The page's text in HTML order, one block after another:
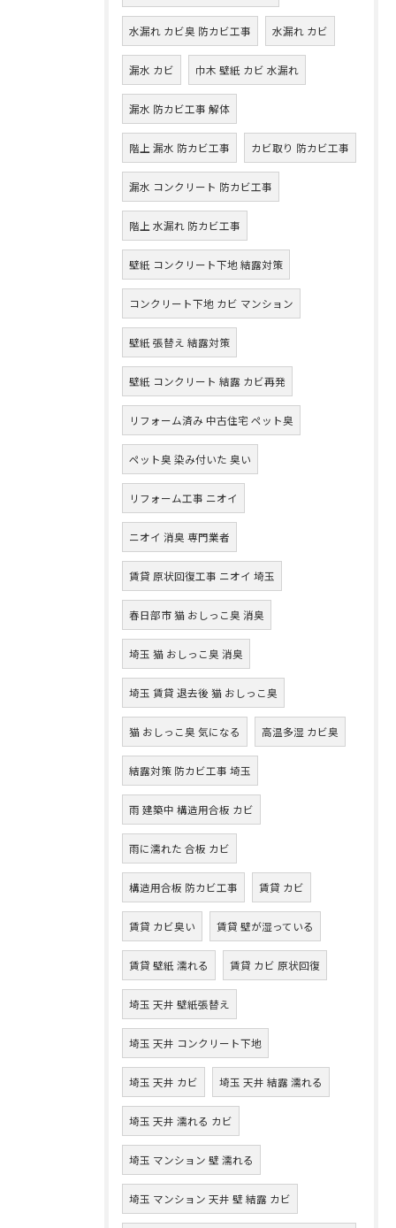
水漏れ カビ臭 防カビ工事 水漏れ カビ
漏水 カビ 巾木 壁紙 カビ 水漏れ
漏水 防カビ工事 解体
階上 漏水 防カビ工事 カビ取り 防カビ工事
漏水 コンクリート 防カビ工事
階上 水漏れ 防カビ工事
壁紙 コンクリート下地 結露対策
コンクリート下地 カビ マンション
壁紙 張替え 結露対策
壁紙 コンクリート 結露 カビ再発
リフォーム済み 中古住宅 ペット臭
ペット臭 染み付いた 臭い
リフォーム工事 ニオイ
ニオイ 消臭 専門業者
賃貸 原状回復工事 ニオイ 埼玉
春日部市 猫 おしっこ臭 消臭
埼玉 猫 おしっこ臭 消臭
埼玉 賃貸 退去後 猫 おしっこ臭
猫 おしっこ臭 気になる 高温多湿 カビ臭
結露対策 防カビ工事 埼玉
雨 建築中 構造用合板 カビ
雨に濡れた 合板 カビ
構造用合板 防カビ工事 賃貸 カビ
賃貸 カビ臭い 賃貸 壁が湿っている
賃貸 壁紙 濡れる 賃貸 カビ 原状回復
埼玉 天井 壁紙張替え
埼玉 天井 コンクリート下地
埼玉 天井 カビ 埼玉 天井 結露 濡れる
埼玉 天井 濡れる カビ
埼玉 マンション 壁 濡れる
埼玉 マンション 天井 壁 結露 カビ